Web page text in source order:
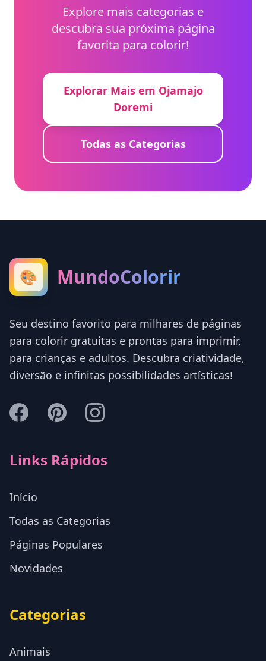
Explore mais categorias e
descubra sua próxima página
favorita para colorir!
Explorar Mais em Ojamajo
Doremi
Todas as Categorias
🎨 MundoColorir
Seu destino favorito para milhares de páginas
para colorir gratuitas e prontas para imprimir,
para crianças e adultos. Descubra criatividade,
diversão e infinitas possibilidades artísticas!
Links Rápidos
Início
Todas as Categorias
Páginas Populares
Novidades
Categorias
Animais